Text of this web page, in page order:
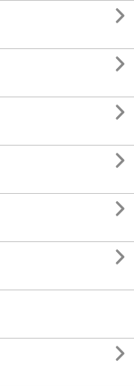






